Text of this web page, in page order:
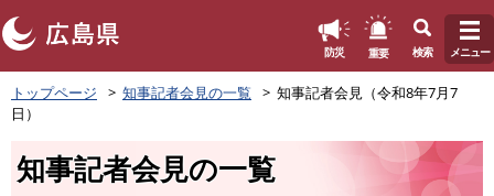
ペ
ー
ジ
防災 重要 検索 メニュー
トップページ 知事記者会見の一覧
知事記者会見（令和8年7月7
日）
知事記者会見の一覧